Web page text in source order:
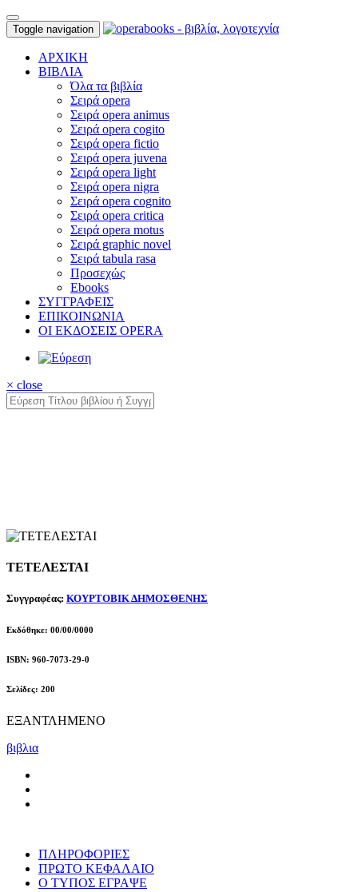
Toggle navigation
ΑΡΧΙΚΗ
ΒΙΒΛΙΑ
Όλα τα βιβλία
Σειρά opera
Σειρά opera animus
Σειρά opera cogito
Σειρά opera fictio
Σειρά opera juvena
Σειρά opera light
Σειρά opera nigra
Σειρά opera cognito
Σειρά opera critica
Σειρά opera motus
Σειρά graphic novel
Σειρά tabula rasa
Προσεχώς
Ebooks
ΣΥΓΓΡΑΦΕΙΣ
ΕΠΙΚΟΙΝΩΝΙΑ
ΟΙ ΕΚΔΟΣΕΙΣ OPERA
× close
ΤΕΤΕΛΕΣΤΑΙ
Συγγραφέας: ΚΟΥΡΤΟΒΙΚ ΔΗΜΟΣΘΕΝΗΣ
Εκδόθηκε: 00/00/0000
ISBN: 960-7073-29-0
Σελίδες: 200
ΕΞΑΝΤΛΗΜΕΝΟ
βιβλια
ΠΛΗΡΟΦΟΡΙΕΣ
ΠΡΩΤΟ ΚΕΦΑΛΑΙΟ
Ο ΤΥΠΟΣ ΕΓΡΑΨΕ